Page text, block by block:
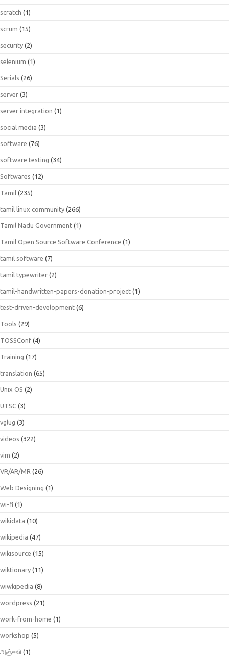
scratch (1)
scrum (15)
security (2)
selenium (1)
Serials (26)
server (3)
server integration (1)
social media (3)
software (76)
software testing (34)
Softwares (12)
Tamil (235)
tamil linux community (266)
Tamil Nadu Government (1)
Tamil Open Source Software Conference (1)
tamil software (7)
tamil typewriter (2)
tamil-handwritten-papers-donation-project (1)
test-driven-development (6)
Tools (29)
TOSSConf (4)
Training (17)
translation (65)
Unix OS (2)
UTSC (3)
vglug (3)
videos (322)
vim (2)
VR/AR/MR (26)
Web Designing (1)
wi-fi (1)
wikidata (10)
wikipedia (47)
wikisource (15)
wiktionary (11)
wiwkipedia (8)
wordpress (21)
work-from-home (1)
workshop (5)
அஞ்சலி (1)